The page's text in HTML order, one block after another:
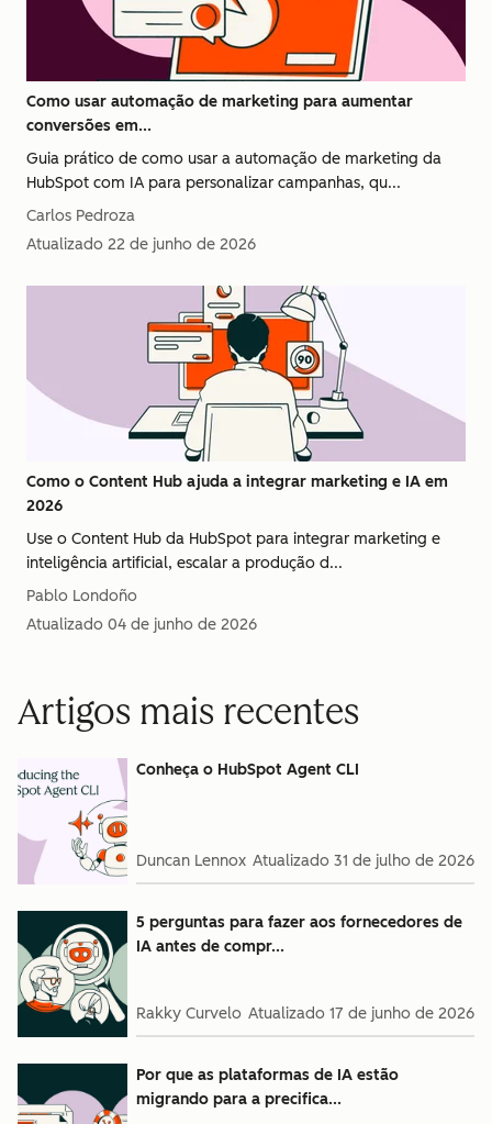
Como usar automação de marketing para aumentar
conversões em...
Guia prático de como usar a automação de marketing da
HubSpot com IA para personalizar campanhas, qu...
Carlos Pedroza
Atualizado 22 de junho de 2026
Como o Content Hub ajuda a integrar marketing e IA em
2026
Use o Content Hub da HubSpot para integrar marketing e
inteligência artificial, escalar a produção d...
Pablo Londoño
Atualizado 04 de junho de 2026
Artigos mais recentes
Conheça o HubSpot Agent CLI
Duncan Lennox Atualizado 31 de julho de 2026
5 perguntas para fazer aos fornecedores de
IA antes de compr...
Rakky Curvelo Atualizado 17 de junho de 2026
Por que as plataformas de IA estão
migrando para a precifica...